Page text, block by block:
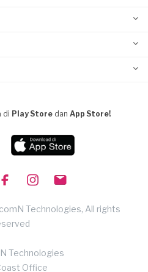
di Play Store dan App Store!
Technologies, All rights
Technologies
Office